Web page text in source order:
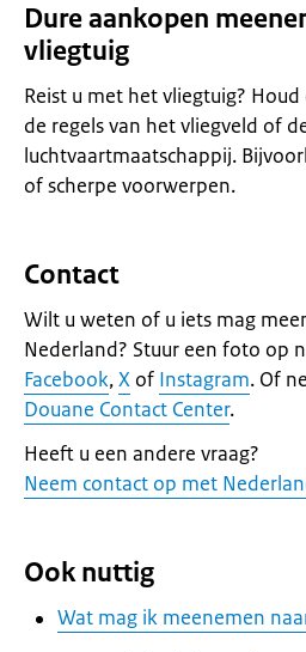
Dure aankopen
vliegtuig
Reist u met het vliegtuig?
de regels van het vliegveld of
luchtvaartmaatschappij.
of scherpe voorwerpen.
Contact
Wilt u weten of u iets mag
Nederland? Stuur een foto op
Facebook,X of Instagram. Of
Douane Contact Center.
Heeft u een andere vraag?
Neem contact op met
Ook nuttig
Wat mag ik meenemen